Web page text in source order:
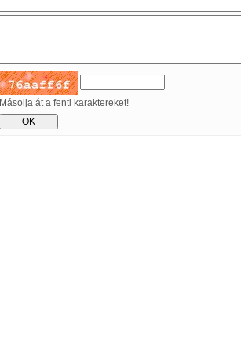
Másolja át a fenti karaktereket!